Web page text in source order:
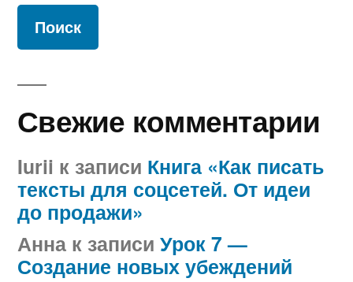
Свежие комментарии
Iurii к записи Книга «Как писать
тексты для соцсетей. От идеи
до продажи»
Анна к записи Урок 7 —
Создание новых убеждений